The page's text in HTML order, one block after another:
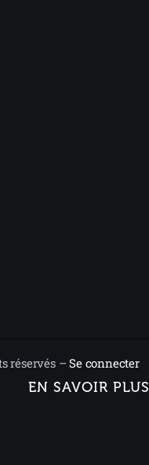
réservés –Se connecter
EN SAVOIR PLUS